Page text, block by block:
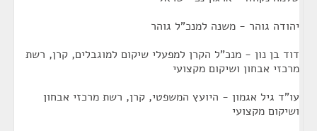
יהודה גוהר - משנה למנכ"ל גוהר
דוד בן נון - מנכ"ל הקרן למפעלי שיקום למוגבלים, קרן, רשת
מרכזי אבחון ושיקום מקצועי
עו"ד גיל אגמון - היועץ המשפטי, קרן, רשת מרכזי אבחון
ושיקום מקצועי